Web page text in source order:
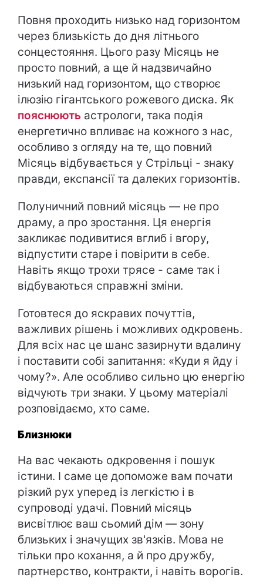
Повня проходить низько над горизонтом
через близькість до дня літнього
сонцестояння. Цього разу Місяць не
просто повний, а ще й надзвичайно
низький над горизонтом, що створює
ілюзію гігантського рожевого диска. Як
пояснюють астрологи, така подія
енергетично впливає на кожного з нас,
особливо з огляду на те, що повний
Місяць відбувається у Стрільці - знаку
правди, експансії та далеких горизонтів.
Полуничний повний місяць — не про
драму, а про зростання. Ця енергія
закликає подивитися вглиб і вгору,
відпустити старе і повірити в себе.
Навіть якщо трохи трясе - саме так і
відбуваються справжні зміни.
Готовтеся до яскравих почуттів,
важливих рішень і можливих одкровень.
Для всіх нас це шанс зазирнути вдалину
і поставити собі запитання: «Куди я йду і
чому?». Але особливо сильно цю енергію
відчують три знаки. У цьому матеріалі
розповідаємо, хто саме.
Близнюки
На вас чекають одкровення і пошук
істини. І саме це допоможе вам почати
різкий рух уперед із легкістю і в
супроводі удачі. Повний місяць
висвітлює ваш сьомий дім — зону
близьких і значущих зв'язків. Мова не
тільки про кохання, а й про дружбу,
партнерство, контракти, і навіть ворогів.